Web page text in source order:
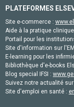
PLATEFORMES
Site e-commerce :
Aide à la pratique
Portail pour les
Site d'information sur
E-learning pour les
Bibliothèque d'e-books
Blog special IFSI :
Suivez notre actualité
Site d'emploi en santé :